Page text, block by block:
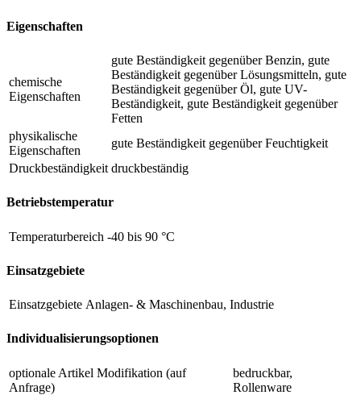
Eigenschaften
chemische
Eigenschaften
gute Beständigkeit gegenüber Benzin, gute
Beständigkeit gegenüber Lösungsmitteln, gute
Beständigkeit gegenüber Öl, gute UV-
Beständigkeit, gute Beständigkeit gegenüber
Fetten
physikalische
Eigenschaften
gute Beständigkeit gegenüber Feuchtigkeit
Druckbeständigkeit druckbeständig
Betriebstemperatur
Temperaturbereich -40 bis 90 °C
Einsatzgebiete
Einsatzgebiete Anlagen- & Maschinenbau, Industrie
Individualisierungsoptionen
optionale Artikel Modifikation (auf
Anfrage)
bedruckbar,
Rollenware